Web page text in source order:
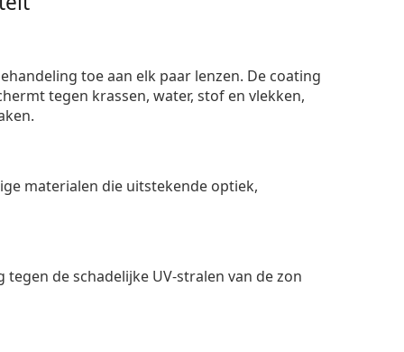
toe aan elk paar lenzen. De coating
tegen krassen, water, stof en vlekken,
materialen die uitstekende optiek,
de schadelijke UV-stralen van de zon